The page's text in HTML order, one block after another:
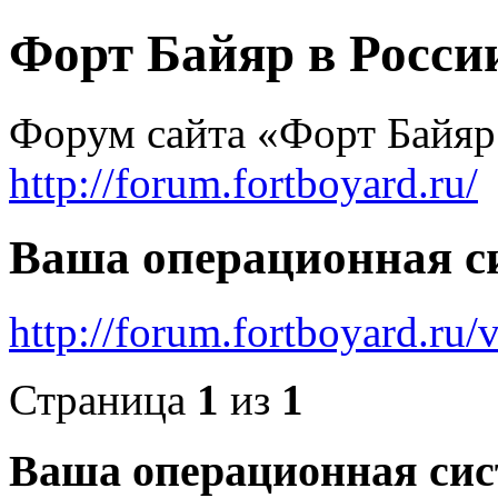
Форт Байяр в
Форум сайта «Форт
http://forum.fortboyard.ru/
Ваша операционная
http://
Страница 1 из 1
Ваша операционная